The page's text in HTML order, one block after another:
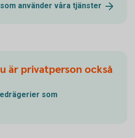
använder våra tjänster
är privatperson också
som